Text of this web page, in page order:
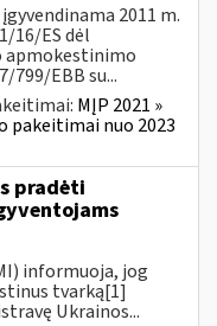
2011 m.
16/ES dėl
apmokestinimo
799/EBB su...
MĮP 2021 »
pakeitimai nuo 2023
pradėti
informuoja, jog
tvarką[1]
Ukrainos...